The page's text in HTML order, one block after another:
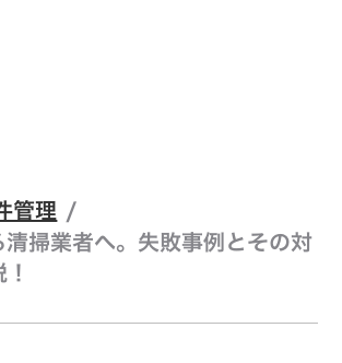
管理 /
掃業者へ。失敗事例とその対